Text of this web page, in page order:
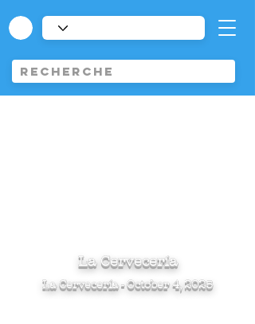
La Cervecería
La Cervecería - October 4, 2025